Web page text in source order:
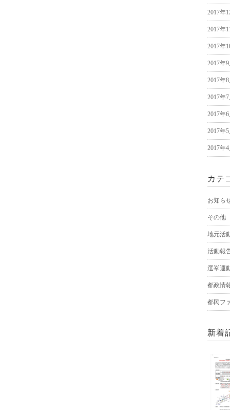
2017年
2017年
2017年
2017年9
2017年8
2017年7
2017年6
2017年5
2017年4
カテ
お知ら
その他
地元活
活動報
選挙運
都政情
都民フ
新着